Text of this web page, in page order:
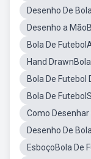
Desenho De
Desenho a
Bola De
Hand
Bola De Futebol
Bola De
Como Desenhar
Desenho De
EsboçoBola De